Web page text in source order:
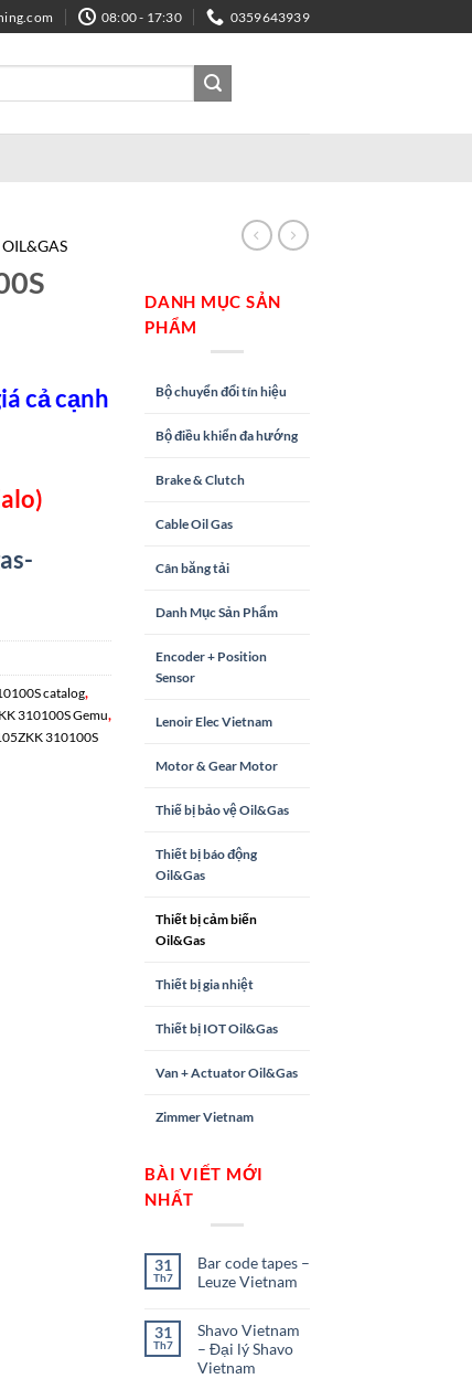
08:00 - 17:30 0359643939
cả cạnh
catalog,
310100S Gemu,
310100S
DANH MỤC SẢN
PHẨM
Bộ chuyển đổi tín hiệu
Bộ điều khiển đa hướng
Brake & Clutch
Cable Oil Gas
Cân băng tải
Danh Mục Sản Phẩm
Encoder + Position
Sensor
Lenoir Elec Vietnam
Motor & Gear Motor
Thiế bị bảo vệ Oil&Gas
Thiết bị báo động
Oil&Gas
Thiết bị cảm biến
Oil&Gas
Thiết bị gia nhiệt
Thiết bị IOT Oil&Gas
Van + Actuator Oil&Gas
Zimmer Vietnam
BÀI VIẾT MỚI
NHẤT
31
Th7
Bar code tapes –
Leuze Vietnam
31
Th7
Shavo Vietnam
– Đại lý Shavo
Vietnam